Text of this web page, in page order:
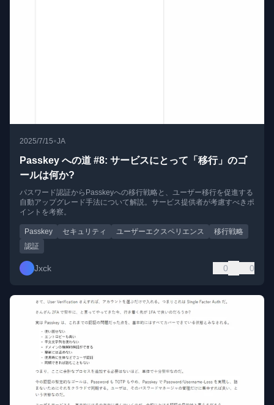
2025/7/15•JA
Passkey への道 #8: サービスにとって「移行」のゴ
ールは何か?
パスワード認証からPasskeyへの移行戦略と、ユーザー移行を促進する
自動アップグレード手法について解説。サービス提供者が考慮すべきポ
イントを考察。
Passkey セキュリティ ユーザーエクスペリエンス
移行戦略
認証
Jxck 0 0